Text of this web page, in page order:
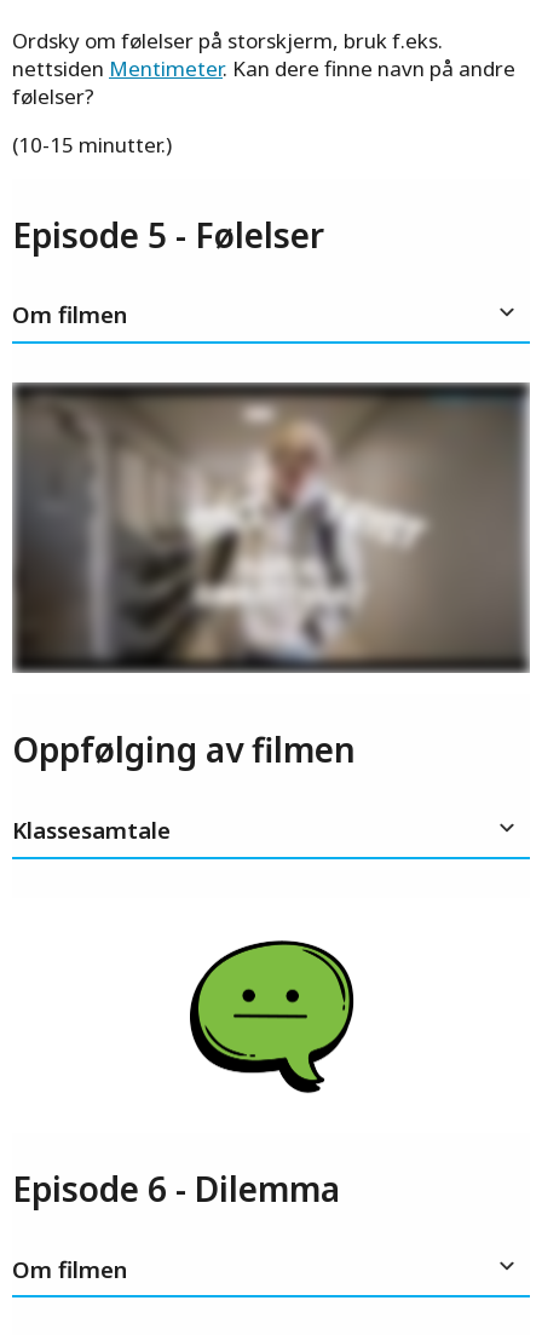
Ordsky om følelser på storskjerm, bruk f.eks.
nettsiden Mentimeter. Kan dere finne navn på andre
følelser?
(10-15 minutter.)
Episode 5 - Følelser
Om filmen
Oppfølging av filmen
Klassesamtale
Episode 6 - Dilemma
Om filmen